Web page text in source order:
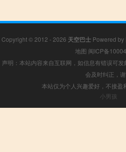
Copyright © 2012 - 2026 天空巴士 Powered by
地图 闽ICP备
声明：本站内容来自互联网，如信息有错误可
会及时纠正，
本站仅为个人兴趣爱好，不接盈
小男孩